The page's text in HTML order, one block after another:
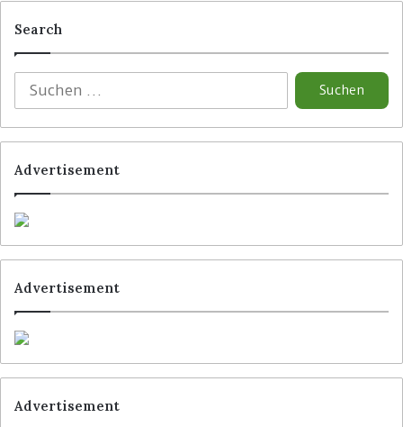
Search
Advertisement
Advertisement
Advertisement